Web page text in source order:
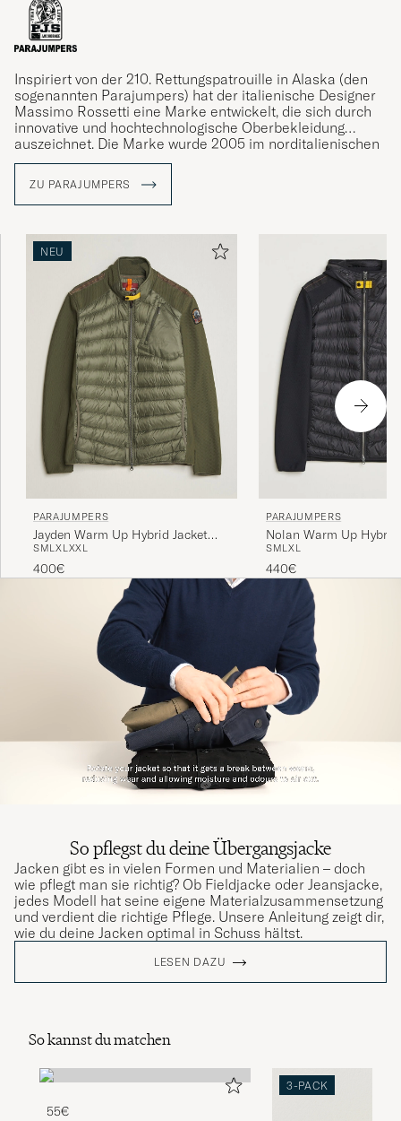
Inspiriert von der 210. Rettungspatrouille in Alaska (den
sogenannten Parajumpers) hat der italienische Designer
Massimo Rossetti eine Marke entwickelt, die sich durch
innovative und hochtechnologische Oberbekleidung
auszeichnet. Die Marke wurde 2005 im norditalienischen
Segusino gegründet und steht seitdem für hochwertige
klarem Zusammenhang mit der rauen Umgebung, in der
sich die 210. Rettungspatrouille aufhält, wie der gelbe
bei verschiedenen Modellen finden.
ZU PARAJUMPERS
NEU
PARAJUMPERS
Jayden Warm Up Hybrid Jacket
Rosemary
SMLXLXXL
400€
PARAJUMPERS
Nolan Warm Up
Jacket Black
SMLXL
440€
So pflegst du deine Übergangsjacke
Jacken gibt es in vielen Formen und Materialien – doch
wie pflegt man sie richtig? Ob Fieldjacke oder Jeansjacke,
jedes Modell hat seine eigene Materialzusammensetzung
und verdient die richtige Pflege. Unsere Anleitung zeigt dir,
wie du deine Jacken optimal in Schuss hältst.
LESEN DAZU
So kannst du matchen
55€
3-PACK